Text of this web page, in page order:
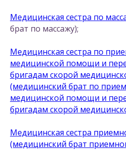
Медицинская сестра по
брат по массажу);
Медицинская сестра по
медицинской помощи и
бригадам скорой
(медицинский брат по
медицинской помощи и
бригадам скорой
Медицинская сестра
(медицинский брат